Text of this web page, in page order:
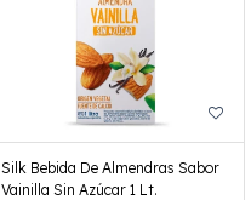
Silk Bebida De Almendras Sabor
Vainilla Sin Azúcar 1 Lt.